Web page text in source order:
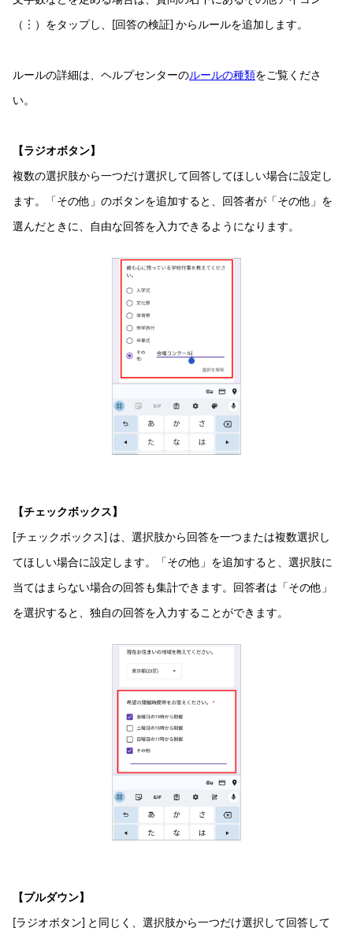
（︙）をタップし、[回答の検証] からルールを追加します。
ルールの詳細は、ヘルプセンターのルールの種類をご覧くださ
い。
【ラジオボタン】
複数の選択肢から一つだけ選択して回答してほしい場合に設定し
ます。「その他」のボタンを追加すると、回答者が「その他」を
選んだときに、自由な回答を入力できるようになります。
【チェックボックス】
[チェックボックス] は、選択肢から回答を一つまたは複数選択し
てほしい場合に設定します。「その他」を追加すると、選択肢に
当てはまらない場合の回答も集計できます。回答者は「その他」
を選択すると、独自の回答を入力することができます。
【プルダウン】
[ラジオボタン] と同じく、選択肢から一つだけ選択して回答して